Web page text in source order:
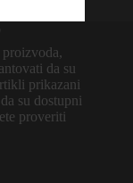
da su
prikazani
su dostupni
proveriti